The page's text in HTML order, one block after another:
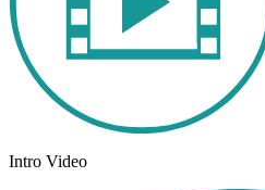
Intro Video